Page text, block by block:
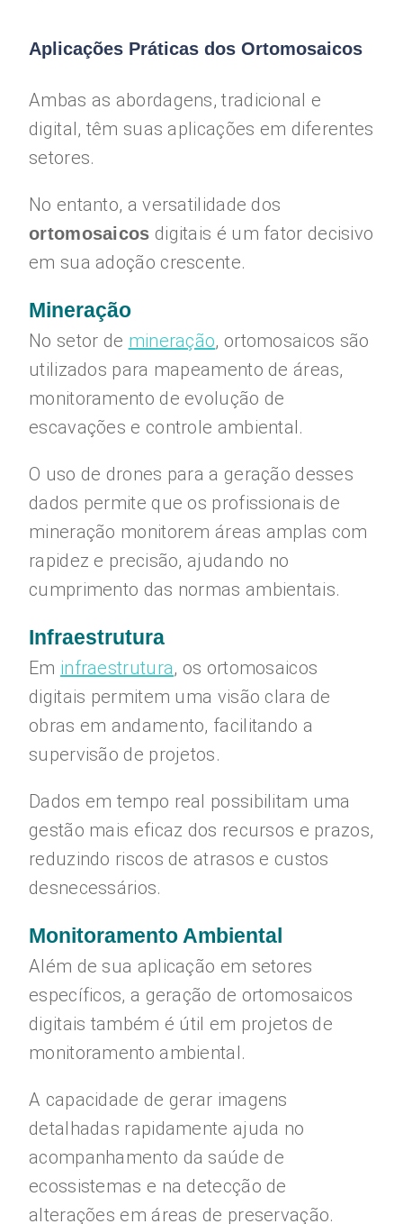
Aplicações Práticas dos Ortomosaicos
Ambas as abordagens, tradicional e
digital, têm suas aplicações em diferentes
setores.
No entanto, a versatilidade dos
ortomosaicos digitais é um fator decisivo
em sua adoção crescente.
Mineração
No setor de mineração, ortomosaicos são
utilizados para mapeamento de áreas,
monitoramento de evolução de
escavações e controle ambiental.
O uso de drones para a geração desses
dados permite que os profissionais de
mineração monitorem áreas amplas com
rapidez e precisão, ajudando no
cumprimento das normas ambientais.
Infraestrutura
Em infraestrutura, os ortomosaicos
digitais permitem uma visão clara de
obras em andamento, facilitando a
supervisão de projetos.
Dados em tempo real possibilitam uma
gestão mais eficaz dos recursos e prazos,
reduzindo riscos de atrasos e custos
desnecessários.
Monitoramento Ambiental
Além de sua aplicação em setores
específicos, a geração de ortomosaicos
digitais também é útil em projetos de
monitoramento ambiental.
A capacidade de gerar imagens
detalhadas rapidamente ajuda no
acompanhamento da saúde de
ecossistemas e na detecção de
alterações em áreas de preservação.